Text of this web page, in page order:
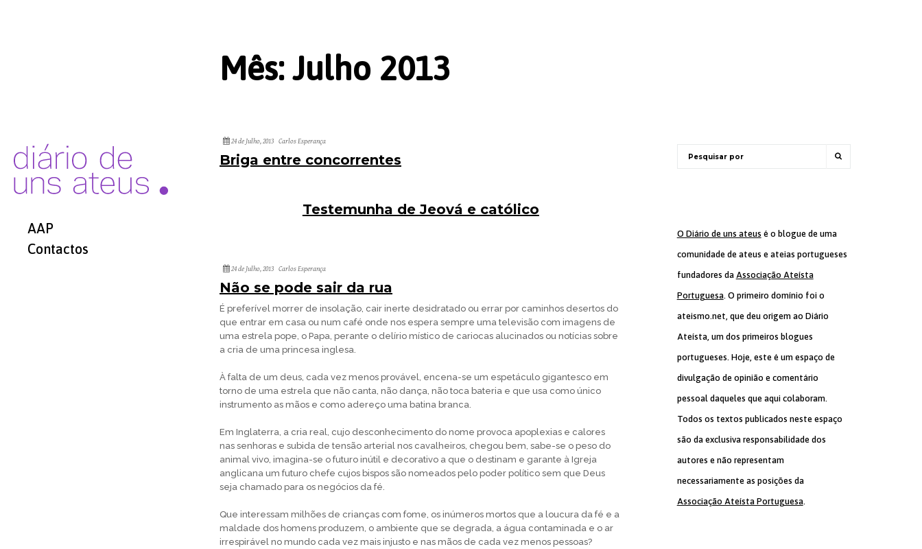
AAP
Contactos
Mês: Julho 2013
24 de Julho, 2013 Carlos Esperança
Briga entre concorrentes
Testemunha de Jeová e católico
24 de Julho, 2013 Carlos Esperança
Não se pode sair da rua
É preferível morrer de insolação, cair inerte desidratado ou errar por caminhos desertos do
que entrar em casa ou num café onde nos espera sempre uma televisão com imagens de
uma estrela pope, o Papa, perante o delírio místico de cariocas alucinados ou notícias sobre
a cria de uma princesa inglesa.
À falta de um deus, cada vez menos provável, encena-se um espetáculo gigantesco em
torno de uma estrela que não canta, não dança, não toca bateria e que usa como único
instrumento as mãos e como adereço uma batina branca.
Em Inglaterra, a cria real, cujo desconhecimento do nome provoca apoplexias e calores
nas senhoras e subida de tensão arterial nos cavalheiros, chegou bem, sabe-se o peso do
animal vivo, imagina-se o futuro inútil e decorativo a que o destinam e garante à Igreja
anglicana um futuro chefe cujos bispos são nomeados pelo poder político sem que Deus
seja chamado para os negócios da fé.
Que interessam milhões de crianças com fome, os inúmeros mortos que a loucura da fé e a
maldade dos homens produzem, o ambiente que se degrada, a água contaminada e o ar
irrespirável no mundo cada vez mais injusto e nas mãos de cada vez menos pessoas?
O Diário de uns ateus é o blogue de uma
comunidade de ateus e ateias portugueses
fundadores da Associação Ateísta
Portuguesa. O primeiro domínio foi o
ateismo.net, que deu origem ao Diário
Ateísta, um dos primeiros blogues
portugueses. Hoje, este é um espaço de
divulgação de opinião e comentário
pessoal daqueles que aqui colaboram.
Todos os textos publicados neste espaço
são da exclusiva responsabilidade dos
autores e não representam
necessariamente as posições da
Associação Ateísta Portuguesa.